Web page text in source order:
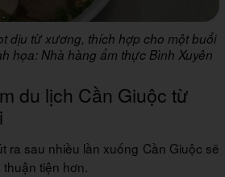
dịu từ xương, thích hợp cho một buổi
họa: Nhà hàng ẩm thực Bình Xuyên
du lịch Cần Giuộc từ
ra sau nhiều lần xuống Cần Giuộc sẽ
tiện hơn.